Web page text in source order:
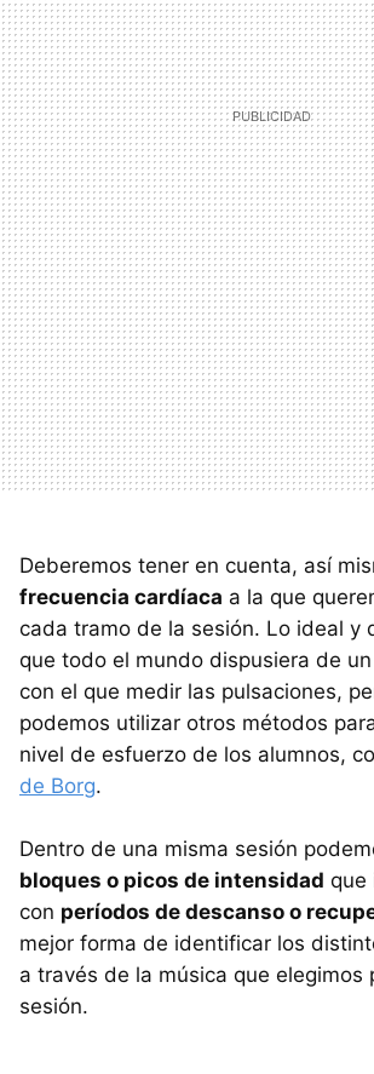
Deberemos tener en cuenta, así
frecuencia cardíaca a la que
cada tramo de la sesión. Lo ideal y
que todo el mundo dispusiera de
con el que medir las pulsaciones,
podemos utilizar otros métodos
nivel de esfuerzo de los alumnos,
de Borg.
Dentro de una misma sesión
bloques o picos de intensidad que
con períodos de descanso o
mejor forma de identificar los
a través de la música que elegimos
sesión.